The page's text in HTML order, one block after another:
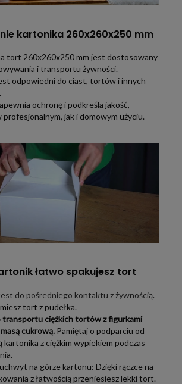
kartonika 260x260x250 mm
tort 260x260x250 mm jest dostosowany
i transportu żywności.
odpowiedni do ciast, tortów i innych
ochronę i podkreśla jakość,
profesjonalnym, jak i domowym użyciu.
łatwo spakujesz tort
do pośredniego kontaktu z żywnością.
tort z pudełka.
transportu ciężkich tortów z figurkami
cukrową. Pamiętaj o podparciu od
kartonika z ciężkim wypiekiem podczas
na górze kartonu: Dzięki rączce na
z łatwością przeniesiesz lekki tort.